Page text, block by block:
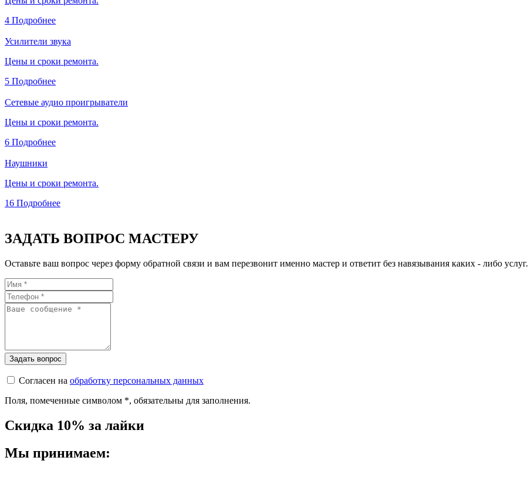
4 Подробнее
Усилители звука
Цены и сроки ремонта.
5 Подробнее
Сетевые аудио проигрыватели
Цены и сроки ремонта.
6 Подробнее
Наушники
Цены и сроки ремонта.
16 Подробнее
ЗАДАТЬ ВОПРОС МАСТЕРУ
Оставьте ваш вопрос через форму обратной связи и вам перезвонит именно мастер и ответит без навязывания каких - либо услуг.
Согласен на обработку персональных данных
Поля, помеченные символом *, обязательны для заполнения.
Скидка 10% за лайки
Мы принимаем: